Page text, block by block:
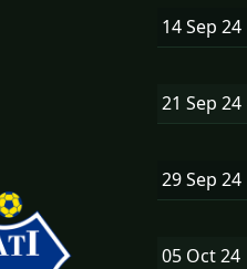
14 Sep 24
21 Sep 24
29 Sep 24
05 Oct24